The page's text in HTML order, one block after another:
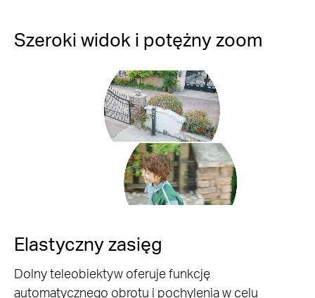
Szeroki widok i potężny zoom
Elastyczny zasięg
Dolny teleobiektyw oferuje funkcję
automatycznego obrotu i pochylenia w celu